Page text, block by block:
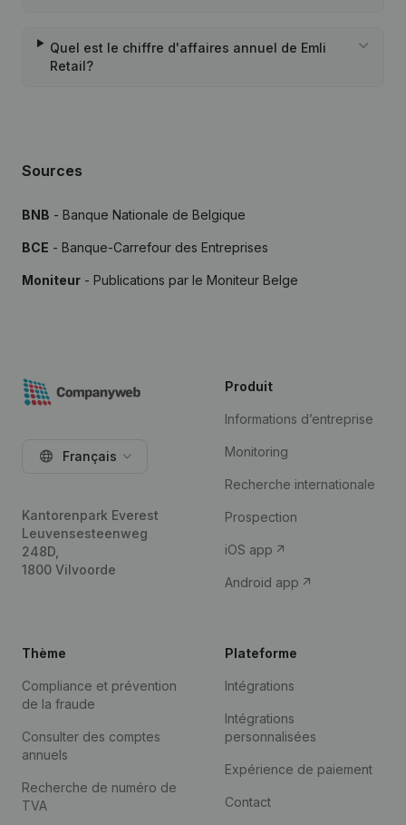
Quel est le chiffre d'affaires annuel de Emli
Retail?
Sources
BNB - Banque Nationale de Belgique
BCE - Banque-Carrefour des Entreprises
Moniteur - Publications par le Moniteur Belge
Français
Kantorenpark Everest
Leuvensesteenweg
248D,
1800 Vilvoorde
Produit
Informations d’entreprise
Monitoring
Recherche internationale
Prospection
iOS app
Android app
Thème
Compliance et prévention
de la fraude
Consulter des comptes
annuels
Recherche de numéro de
TVA
Plateforme
Intégrations
Intégrations
personnalisées
Expérience de paiement
Contact